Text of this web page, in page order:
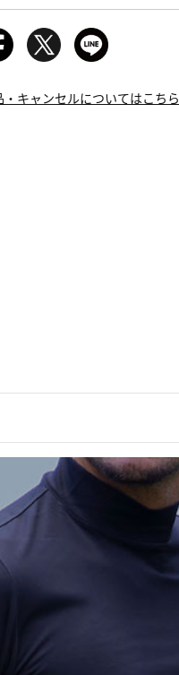
・キャンセルについてはこちら